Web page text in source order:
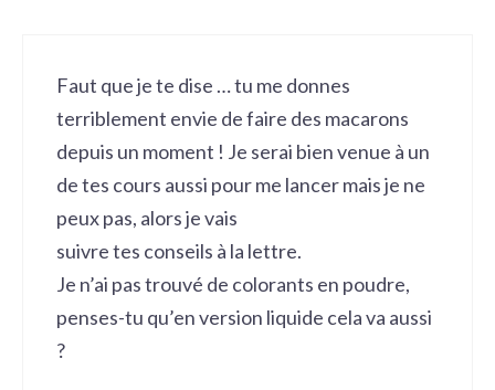
Faut que je te dise … tu me donnes
terriblement envie de faire des macarons
depuis un moment ! Je serai bien venue à un
de tes cours aussi pour me lancer mais je ne
peux pas, alors je vais
suivre tes conseils à la lettre.
Je n’ai pas trouvé de colorants en poudre,
penses-tu qu’en version liquide cela va aussi
?